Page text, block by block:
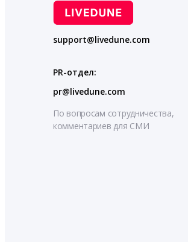
support@livedune.com
PR-отдел:
pr@livedune.com
По вопросам сотрудничества,
комментариев для СМИ